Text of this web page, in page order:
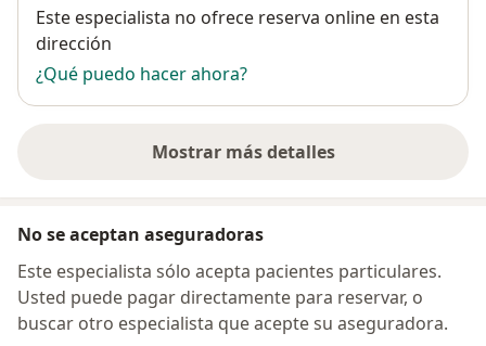
Disponibilidad
Este especialista no ofrece reserva online en esta
dirección
¿Qué puedo hacer ahora?
Mostrar más detalles
sobre la dirección
No se aceptan aseguradoras
Este especialista sólo acepta pacientes particulares.
Usted puede pagar directamente para reservar, o
buscar otro especialista que acepte su aseguradora.